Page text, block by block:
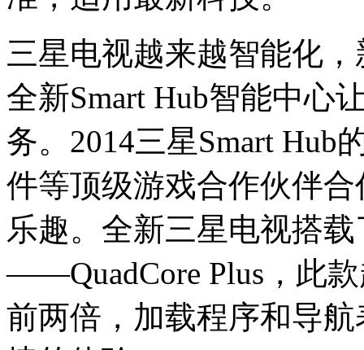
三星电视越来越智能化
全新Smart Hub智能中心
务。2014三星Smart Hub
件等顶级游戏合作伙伴
乐趣。全新三星电视搭
——QuadCore Plus，此
前两倍，加载程序和导